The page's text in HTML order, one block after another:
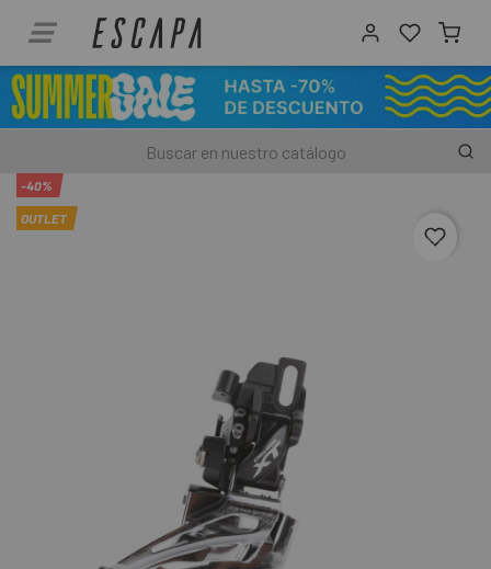
-40%
OUTLET